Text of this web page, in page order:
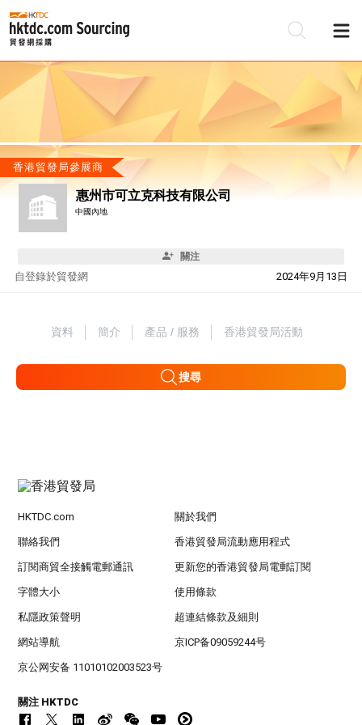
香港貿發局參展商
惠州市可立克科技有限公司
中國內地
關注
自 2024年9月13日
登錄於貿發網
資料 簡介 產品 / 服務 香港貿發局活動
搜尋
HKTDC.com 關於我們
聯絡我們 香港貿發局流動應用程式
訂閱商貿全接觸電郵通訊 更新您的香港貿發局電郵訂閱
字體大小 使用條款
私隱政策聲明 超連結條款及細則
網站導航 京ICP备09059244号
京公网安备 11010102003523号
關注 HKTDC